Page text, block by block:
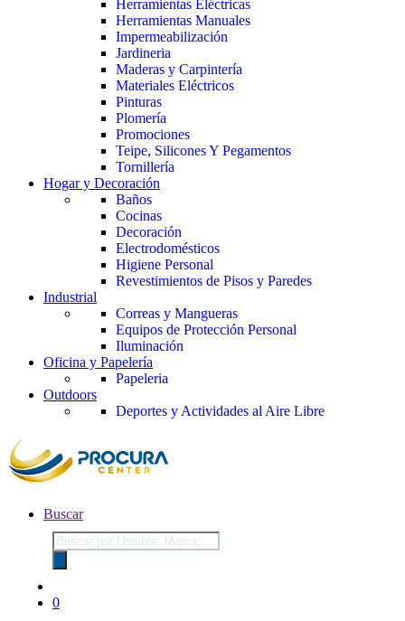
Herramientas Eléctricas
Herramientas Manuales
Impermeabilización
Jardineria
Maderas y Carpintería
Materiales Eléctricos
Pinturas
Plomería
Promociones
Teipe, Silicones Y Pegamentos
Tornillería
Hogar y Decoración
Baños
Cocinas
Decoración
Electrodomésticos
Higiene Personal
Revestimientos de Pisos y Paredes
Industrial
Correas y Mangueras
Equipos de Protección Personal
Iluminación
Oficina y Papelería
Papeleria
Outdoors
Deportes y Actividades al Aire Libre
Buscar
Búsqueda
de
productos
0